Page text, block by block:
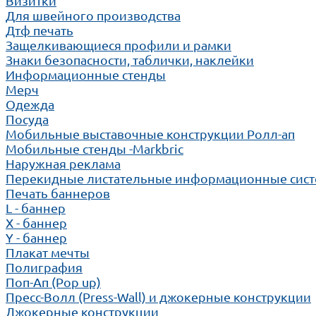
Для швейного производства
Дтф печать
Защелкивающиеся профили и рамки
Знаки безопасности, таблички, наклейки
Информационные стенды
Мерч
Одежда
Посуда
Мобильные выставочные конструкции Ролл-ап
Мобильные стенды -Markbric
Наружная реклама
Перекидные листательные информационные
Печать баннеров
L - баннер
X - баннер
Y - баннер
Плакат мечты
Полиграфия
Поп-Ап (Pop up)
Пресс-Волл (Press-Wall) и джокерные конструкции
Джокерные конструкции